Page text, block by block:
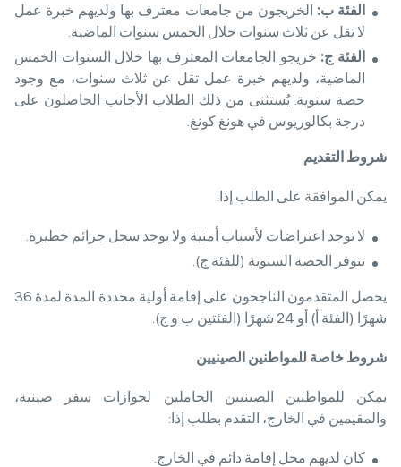
الفئة ب:الخريجون من جامعات معترف بها ولديهم خبرة عمل
لا تقل عن ثلاث سنوات خلال الخمس سنوات الماضية.
الفئة ج:خريجو الجامعات المعترف بها خلال السنوات الخمس
الماضية، ولديهم خبرة عمل تقل عن ثلاث سنوات، مع وجود
حصة سنوية. يُستثنى من ذلك الطلاب الأجانب الحاصلون على
درجة بكالوريوس في هونغ كونغ.
شروط التقديم
يمكن الموافقة على الطلب إذا:
لا توجد اعتراضات لأسباب أمنية ولا يوجد سجل جرائم خطيرة.
تتوفر الحصة السنوية (للفئة ج).
يحصل المتقدمون الناجحون على إقامة أولية محددة المدة لمدة 36
شهرًا (الفئة أ) أو 24 شهرًا (الفئتين ب و ج).
شروط خاصة للمواطنين الصينيين
يمكن للمواطنين الصينيين الحاملين لجوازات سفر صينية،
والمقيمين في الخارج، التقدم بطلب إذا:
كان لديهم محل إقامة دائم في الخارج.